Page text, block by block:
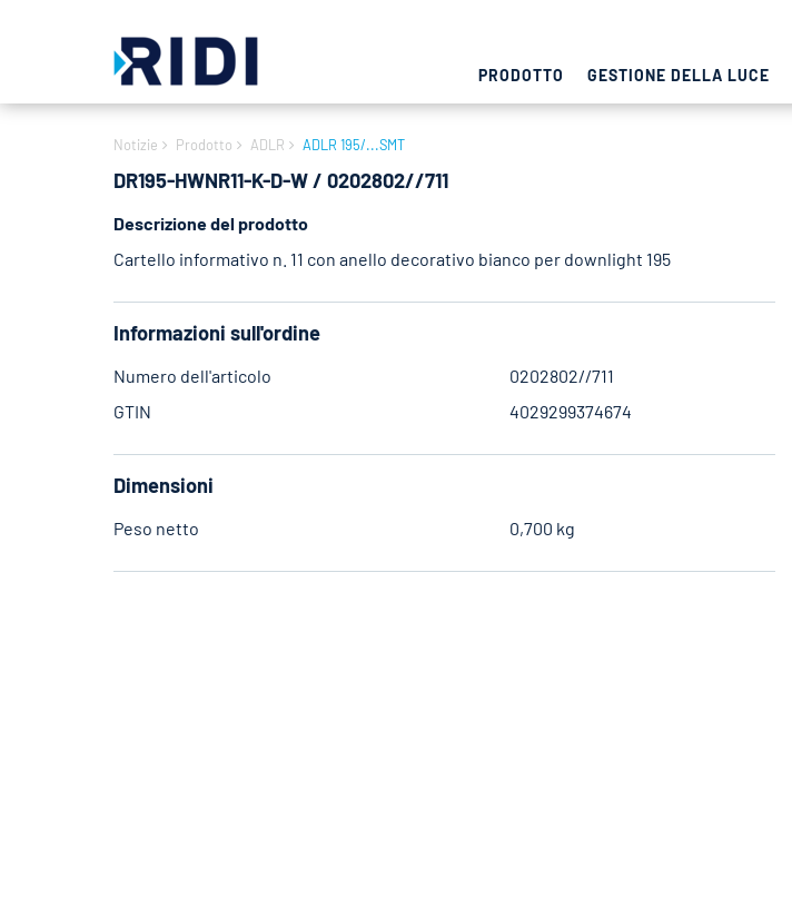
PRODOTTO GESTIONE DELLA LUCE
Notizie Prodotto ADLR ADLR 195/...SMT
DR195-HWNR11-K-D-W / 0202802//711
Descrizione del prodotto
Cartello informativo n. 11 con anello decorativo bianco per downlight 195
Informazioni sull'ordine
Numero dell'articolo
0202802//711
GTIN
4029299374674
Dimensioni
Peso netto 0,700 kg